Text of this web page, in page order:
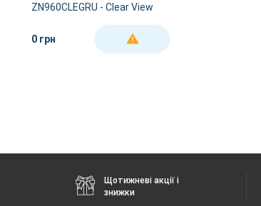
ZN960CLEGRU - Clear View
0 грн
ДЕТАЛЬНІШЕ
Щотижневі акції і
знижки